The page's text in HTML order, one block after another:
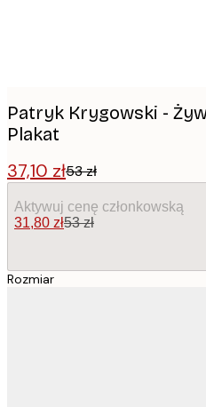
Patryk Krygowski -
Plakat
37,10 zł53 zł
Aktywuj cenę członkowską
31,80 zł53 zł
Rozmiar